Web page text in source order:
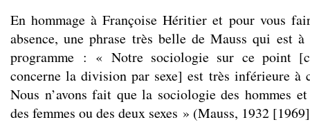
En hommage à Françoise Héritier et pour vous
absence, une phrase très belle de Mauss qui est
programme : « Notre sociologie sur ce point
concerne la division par sexe] est très inférieure à
Nous n’avons fait que la sociologie des hommes
des femmes ou des deux sexes » (Mauss, 1932